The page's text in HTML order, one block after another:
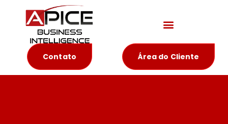
Contato Área do Cliente